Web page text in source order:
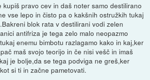
kupiš pravo cev in daš noter samo destilirano
vse lepo in čisto pa o kakšnih ostružkih tukaj
blok rata v destilirani vodi zelen
antifriza je tega zelo malo neopazmo
enemu bimbotu razlagamo kako in kaj,ker
maš svojo teorijo in če nisi vešč in imaš
je bolje,da se tega podviga ne greš,ker
si ti in začne pametovati.